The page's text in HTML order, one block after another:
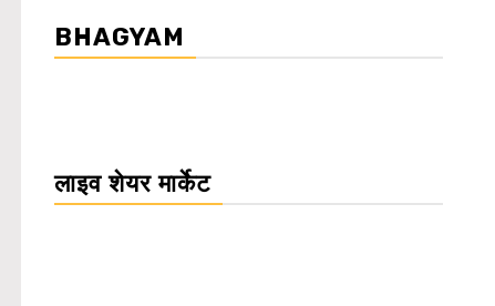
BHAGYAM
लाइव शेयर मार्केट